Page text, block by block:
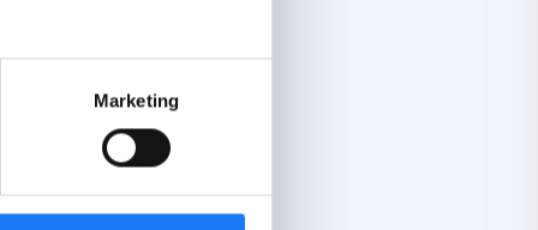
Marketing
genoeg
gezonde